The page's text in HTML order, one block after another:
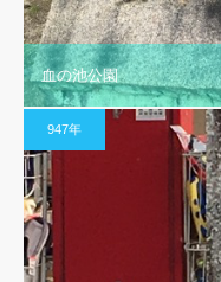
血の池公園
947年